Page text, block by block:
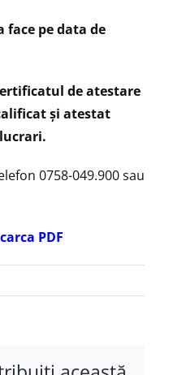
face pe data de
de atestare
şi atestat
0758-049.900 sau
PDF